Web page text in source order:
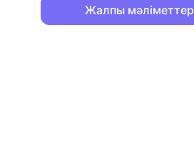
Жалпы мәліметтер